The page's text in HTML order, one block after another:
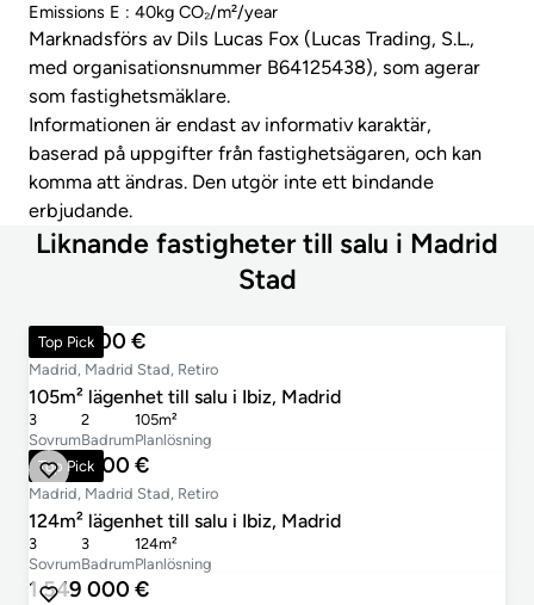
Emissions E : 40kg CO₂/m²/year
Marknadsförs av Dils Lucas Fox (Lucas Trading, S.L.,
med organisationsnummer B64125438), som agerar
som fastighetsmäklare.
Informationen är endast av informativ karaktär,
baserad på uppgifter från fastighetsägaren, och kan
komma att ändras. Den utgör inte ett bindande
erbjudande.
Liknande fastigheter till salu i Madrid
Stad
Top Pick
1 148 000 €
Madrid, Madrid Stad, Retiro
105m² lägenhet till salu i Ibiz, Madrid
Sovrum
3
Badrum
2
Planlösning
105m²
Top Pick
1 390 000 €
Madrid, Madrid Stad, Retiro
124m² lägenhet till salu i Ibiz, Madrid
Sovrum
3
Badrum
3
Planlösning
124m²
1 549 000 €